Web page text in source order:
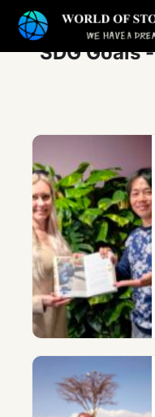
SDG Goals -